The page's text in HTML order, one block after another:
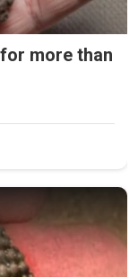
more than